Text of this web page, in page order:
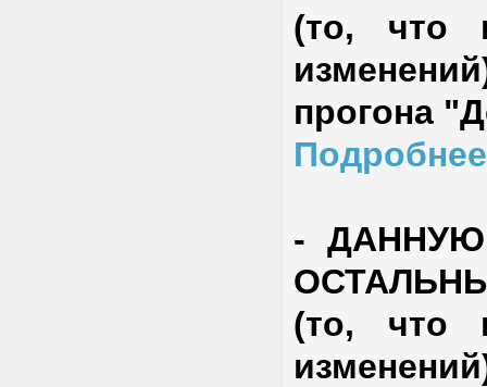
(то, что
прогона
Подробнее
-
(то, что